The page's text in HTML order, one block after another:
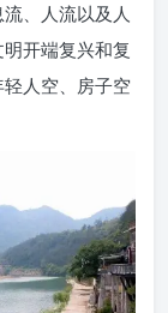
、人流以及人
开端复兴和复
人空、房子空